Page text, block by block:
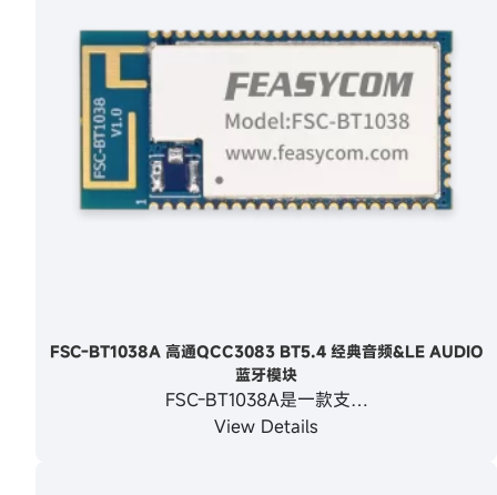
FSC-BT1038A 高通QCC3083 BT5.4 经典音频&LE AUDIO
蓝牙模块
FSC-BT1038A是一款支…
View Details